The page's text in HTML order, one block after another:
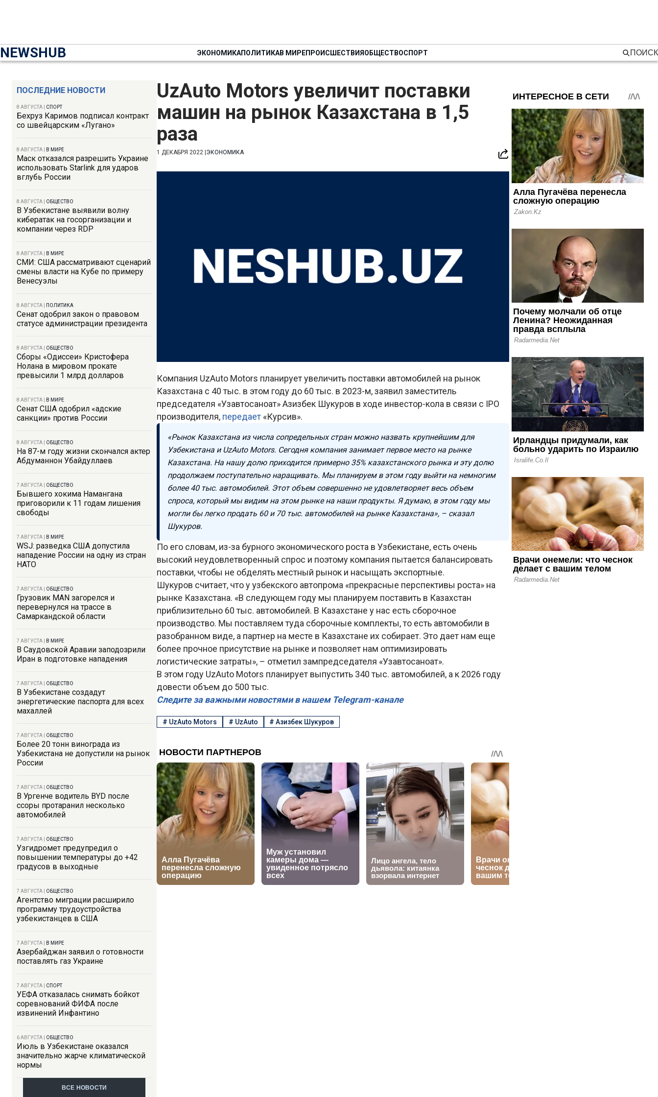
NEWSHUB ЭКОНОМИКАПОЛИТИКАВ МИРЕПРОИСШЕСТВИЯОБЩЕСТВОСПОРТ ПОИСК
ПОСЛЕДНИЕ НОВОСТИ
8 АВГУСТА СПОРТ
Бехруз Каримов подписал контракт
со швейцарским «Лугано»
8 АВГУСТА В МИРЕ
Маск отказался разрешить Украине
использовать Starlink для ударов
вглубь России
8 АВГУСТА ОБЩЕСТВО
В Узбекистане выявили волну
кибератак на госорганизации и
компании через RDP
8 АВГУСТА В МИРЕ
СМИ: США рассматривают сценарий
смены власти на Кубе по примеру
Венесуэлы
8 АВГУСТА ПОЛИТИКА
Сенат одобрил закон о правовом
статусе администрации президента
8 АВГУСТА ОБЩЕСТВО
Сборы «Одиссеи» Кристофера
Нолана в мировом прокате
превысили 1 млрд долларов
8 АВГУСТА В МИРЕ
Сенат США одобрил «адские
санкции» против России
8 АВГУСТА ОБЩЕСТВО
На 87-м году жизни скончался актер
Абдуманнон Убайдуллаев
7 АВГУСТА ОБЩЕСТВО
Бывшего хокима Намангана
приговорили к 11 годам лишения
свободы
7 АВГУСТА В МИРЕ
WSJ: разведка США допустила
нападение России на одну из стран
НАТО
7 АВГУСТА ОБЩЕСТВО
Грузовик MAN загорелся и
перевернулся на трассе в
Самаркандской области
7 АВГУСТА В МИРЕ
В Саудовской Аравии заподозрили
Иран в подготовке нападения
7 АВГУСТА ОБЩЕСТВО
В Узбекистане создадут
энергетические паспорта для всех
махаллей
7 АВГУСТА ОБЩЕСТВО
Более 20 тонн винограда из
Узбекистана не допустили на рынок
России
7 АВГУСТА ОБЩЕСТВО
В Ургенче водитель BYD после
ссоры протаранил несколько
автомобилей
7 АВГУСТА ОБЩЕСТВО
Узгидромет предупредил о
повышении температуры до +42
градусов в выходные
7 АВГУСТА ОБЩЕСТВО
Агентство миграции расширило
программу трудоустройства
узбекистанцев в США
7 АВГУСТА В МИРЕ
Азербайджан заявил о готовности
поставлять газ Украине
7 АВГУСТА СПОРТ
УЕФА отказалась снимать бойкот
соревнований ФИФА после
извинений Инфантино
6 АВГУСТА ОБЩЕСТВО
Июль в Узбекистане оказался
значительно жарче климатической
нормы
ВСЕ НОВОСТИ
UzAuto Motors увеличит поставки
машин на рынок Казахстана в 1,5
раза
1 ДЕКАБРЯ 2022 ЭКОНОМИКА
Компания UzAuto Motors планирует увеличить поставки автомобилей на рынок
Казахстана с 40 тыс. в этом году до 60 тыс. в 2023-м, заявил заместитель
председателя «Узавтосаноат» Азизбек Шукуров в ходе инвестор-кола в связи с IPO
производителя, передает «Курсив».
«Рынок Казахстана из числа сопредельных стран можно назвать крупнейшим для
Узбекистана и UzAuto Motors. Сегодня компания занимает первое место на рынке
Казахстана. На нашу долю приходится примерно 35% казахстанского рынка и эту долю
продолжаем поступательно наращивать. Мы планируем в этом году выйти на немногим
более 40 тыс. автомобилей. Этот объем совершенно не удовлетворяет весь объем
спроса, который мы видим на этом рынке на наши продукты. Я думаю, в этом году мы
могли бы легко продать 60 и 70 тыс. автомобилей на рынке Казахстана», – сказал
Шукуров.
По его словам, из-за бурного экономического роста в Узбекистане, есть очень
высокий неудовлетворенный спрос и поэтому компания пытается балансировать
поставки, чтобы не обделять местный рынок и насыщать экспортные.
Шукуров считает, что у узбекского автопрома «прекрасные перспективы роста» на
рынке Казахстана. «В следующем году мы планируем поставить в Казахстан
приблизительно 60 тыс. автомобилей. В Казахстане у нас есть сборочное
производство. Мы поставляем туда сборочные комплекты, то есть автомобили в
разобранном виде, а партнер на месте в Казахстане их собирает. Это дает нам еще
более прочное присутствие на рынке и позволяет нам оптимизировать
логистические затраты», – отметил зампредседателя «Узавтосаноат».
В этом году UzAuto Motors планирует выпустить 340 тыс. автомобилей, а к 2026 году
довести объем до 500 тыс.
Следите за важными новостями в нашем Telegram-канале
# UzAuto Motors # UzAuto #Азизбек Шукуров